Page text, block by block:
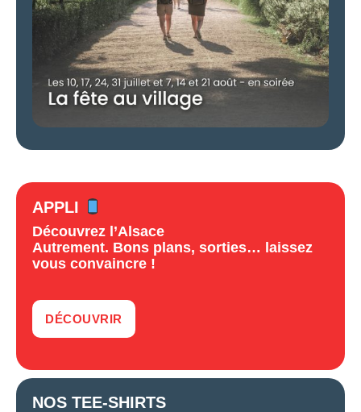
APPLI
Découvrez l’Alsace
Autrement. Bons plans, sorties… laissez
vous convaincre !
DÉCOUVRIR
NOS TEE-SHIRTS